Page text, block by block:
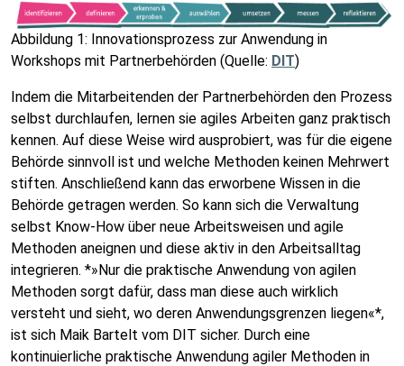
Abbildung 1: Innovationsprozess zur Anwendung in
Workshops mit Partnerbehörden (Quelle: DIT)
Indem die Mitarbeitenden der Partnerbehörden den Prozess
selbst durchlaufen, lernen sie agiles Arbeiten ganz praktisch
kennen. Auf diese Weise wird ausprobiert, was für die eigene
Behörde sinnvoll ist und welche Methoden keinen Mehrwert
stiften. Anschließend kann das erworbene Wissen in die
Behörde getragen werden. So kann sich die Verwaltung
selbst Know-How über neue Arbeitsweisen und agile
Methoden aneignen und diese aktiv in den Arbeitsalltag
integrieren. *»Nur die praktische Anwendung von agilen
Methoden sorgt dafür, dass man diese auch wirklich
versteht und sieht, wo deren Anwendungsgrenzen liegen«*,
ist sich Maik Bartelt vom DIT sicher. Durch eine
kontinuierliche praktische Anwendung agiler Methoden in